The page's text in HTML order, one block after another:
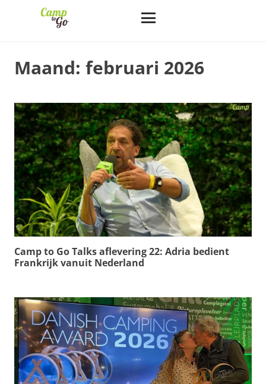
Maand: februari 2026
Camp to Go Talks aflevering 22: Adria bedient
Frankrijk vanuit Nederland